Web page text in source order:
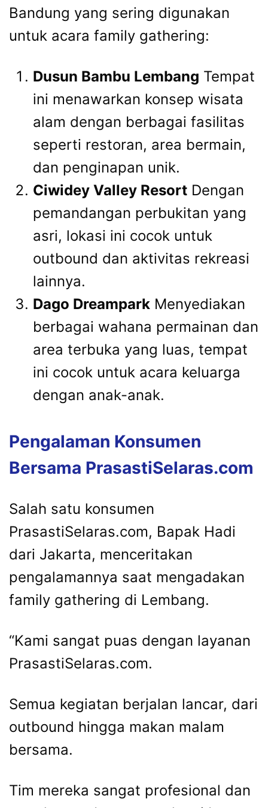
Bandung yang sering digunakan
untuk acara family gathering:
Dusun Bambu Lembang Tempat
ini menawarkan konsep wisata
alam dengan berbagai fasilitas
seperti restoran, area bermain,
dan penginapan unik.
Ciwidey Valley Resort Dengan
pemandangan perbukitan yang
asri, lokasi ini cocok untuk
outbound dan aktivitas rekreasi
lainnya.
Dago Dreampark Menyediakan
berbagai wahana permainan dan
area terbuka yang luas, tempat
ini cocok untuk acara keluarga
dengan anak-anak.
Pengalaman Konsumen
Bersama PrasastiSelaras.com
Salah satu konsumen
PrasastiSelaras.com, Bapak Hadi
dari Jakarta, menceritakan
pengalamannya saat mengadakan
family gathering di Lembang.
“Kami sangat puas dengan layanan
PrasastiSelaras.com.
Semua kegiatan berjalan lancar, dari
outbound hingga makan malam
bersama.
Tim mereka sangat profesional dan